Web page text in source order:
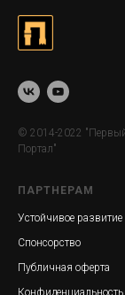
© 2014-2022
Портал"
ПАРТНЕРАМ
Устойчивое развитие
Спонсорство
Публичная оферта
Конфиденциальность